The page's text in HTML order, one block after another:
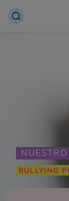
BULLYING